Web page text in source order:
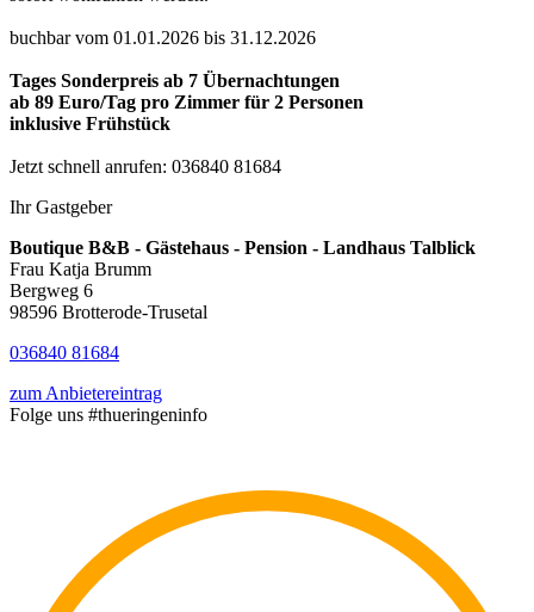
buchbar vom 01.01.2026 bis 31.12.2026
Tages Sonderpreis ab 7 Übernachtungen
ab 89 Euro/Tag pro Zimmer für 2 Personen
inklusive Frühstück
Jetzt schnell anrufen: 036840 81684
Ihr Gastgeber
Boutique B&B - Gästehaus - Pension - Landhaus Talblick
Frau Katja Brumm
Bergweg 6
98596 Brotterode-Trusetal
036840 81684
zum Anbietereintrag
Folge uns #thueringeninfo